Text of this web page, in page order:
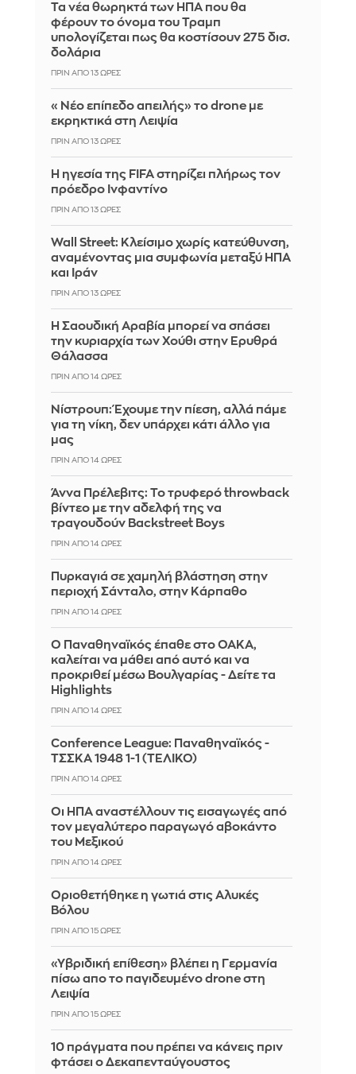
Τα νέα θωρηκτά των ΗΠΑ που θα
φέρουν το όνομα του Τραμπ
υπολογίζεται πως θα κοστίσουν 275 δισ.
δολάρια
ΠΡΙΝ ΑΠΌ 13 ΏΡΕΣ
«Νέο επίπεδο απειλής» το drone με
εκρηκτικά στη Λειψία
ΠΡΙΝ ΑΠΌ 13 ΏΡΕΣ
Η ηγεσία της FIFA στηρίζει πλήρως τον
πρόεδρο Ινφαντίνο
ΠΡΙΝ ΑΠΌ 13 ΏΡΕΣ
Wall Street: Κλείσιμο χωρίς κατεύθυνση,
αναμένοντας μια συμφωνία μεταξύ ΗΠΑ
και Ιράν
ΠΡΙΝ ΑΠΌ 13 ΏΡΕΣ
Η Σαουδική Αραβία μπορεί να σπάσει
την κυριαρχία των Χούθι στην Ερυθρά
Θάλασσα
ΠΡΙΝ ΑΠΌ 14 ΏΡΕΣ
Νίστρουπ: Έχουμε την πίεση, αλλά πάμε
για τη νίκη, δεν υπάρχει κάτι άλλο για
μας
ΠΡΙΝ ΑΠΌ 14 ΏΡΕΣ
Άννα Πρέλεβιτς: Το τρυφερό throwback
βίντεο με την αδελφή της να
τραγουδούν Backstreet Boys
ΠΡΙΝ ΑΠΌ 14 ΏΡΕΣ
Πυρκαγιά σε χαμηλή βλάστηση στην
περιοχή Σάνταλο, στην Κάρπαθο
ΠΡΙΝ ΑΠΌ 14 ΏΡΕΣ
Ο Παναθηναϊκός έπαθε στο ΟΑΚΑ,
καλείται να μάθει από αυτό και να
προκριθεί μέσω Βουλγαρίας - Δείτε τα
Highlights
ΠΡΙΝ ΑΠΌ 14 ΏΡΕΣ
Conference League: Παναθηναϊκός -
ΤΣΣΚΑ 1948 1-1 (ΤΕΛΙΚΟ)
ΠΡΙΝ ΑΠΌ 14 ΏΡΕΣ
Οι ΗΠΑ αναστέλλουν τις εισαγωγές από
τον μεγαλύτερο παραγωγό αβοκάντο
του Μεξικού
ΠΡΙΝ ΑΠΌ 14 ΏΡΕΣ
Οριοθετήθηκε η γωτιά στις Αλυκές
Βόλου
ΠΡΙΝ ΑΠΌ 15 ΏΡΕΣ
«Υβριδική επίθεση» βλέπει η Γερμανία
πίσω απο το παγιδευμένο drone στη
Λειψία
ΠΡΙΝ ΑΠΌ 15 ΏΡΕΣ
10 πράγματα που πρέπει να κάνεις πριν
φτάσει ο Δεκαπενταύγουστος